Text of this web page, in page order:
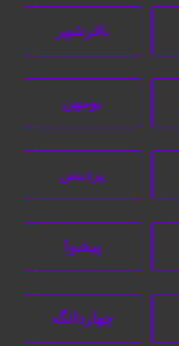
باقرشهر
بومهن
پردیس
پیشوا
چهاردانگه